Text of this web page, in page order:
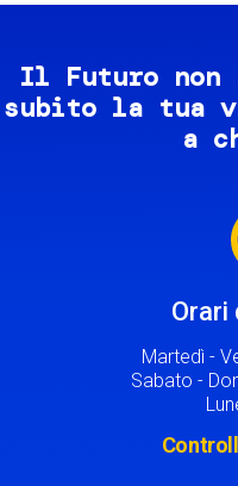
Il Futuro
subito la tua
a
Orari
Martedì -
Sabato -